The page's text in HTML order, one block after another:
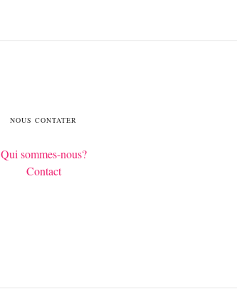
NOUS CONTATER
Qui sommes-nous?
Contact